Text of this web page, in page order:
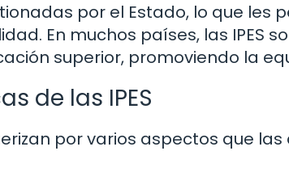
por el Estado, lo que les
En muchos países, las IPES
superior, promoviendo la
de las IPES
por varios aspectos que